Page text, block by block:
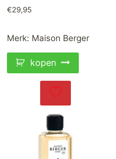
€29,95
Merk: Maison Berger
kopen